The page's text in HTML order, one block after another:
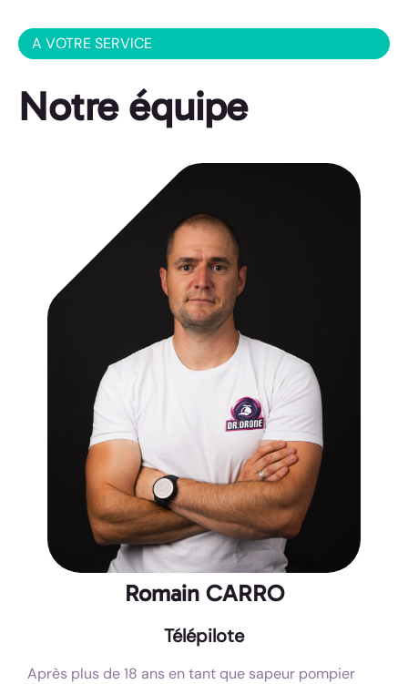
A VOTRE SERVICE
Notre équipe
Romain CARRO
Télépilote
Après plus de 18 ans en tant que sapeur pompier